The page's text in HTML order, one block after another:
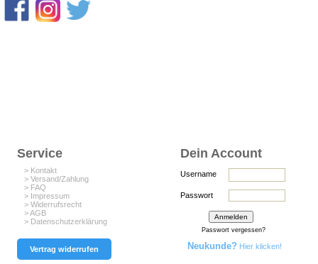
Service
> Kontakt
> Versand/Zahlung
> FAQ
> Impressum
> Widerrufsrecht
> AGB
> Datenschutzerklärung
Vertrag widerrufen
Dein Account
Username
Passwort
Passwort vergessen?
Neukunde? Hier klicken!